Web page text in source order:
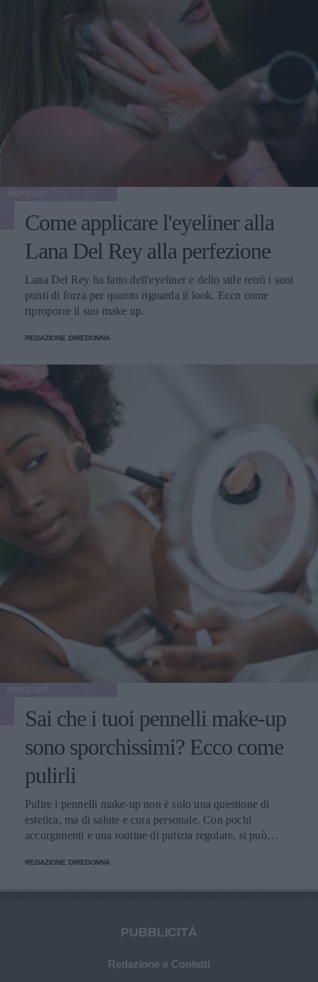
Come applicare l'eyeliner alla
Lana Del Rey alla perfezione
Lana Del Rey ha fatto dell'eyeliner e dello stile retrò i suoi
punti di forza per quanto riguarda il look. Ecco come
riproporre il suo make up.
REDAZIONE DIREDONNA
Sai che i tuoi pennelli make-up
sono sporchissimi? Ecco come
pulirli
Pulire i pennelli make-up non è solo una questione di
estetica, ma di salute e cura personale. Con pochi
accorgimenti e una routine di pulizia regolare, si può
più sana e prolungare la vita dei preziosi strumenti di
REDAZIONE DIREDONNA
PUBBLICITÀ
Redazione e Contatti